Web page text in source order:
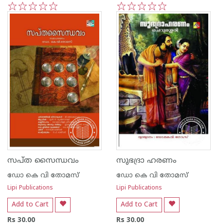
5
4
3
2
1 5
4
3
2
1
സപ്ത സൈന്ധവം
ഡോ കെ വി തോമസ്
Lipi Publications
Add to Cart
Rs 30.00
സുഭദ്രാ ഹരണം
ഡോ കെ വി തോമസ്
Lipi Publications
Add to Cart
Rs 30.00